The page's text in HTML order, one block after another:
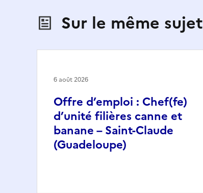
Sur le même sujet
Offre d’emploi : Chef(fe)
d’unité filières canne et
banane – Saint-Claude
(Guadeloupe)
6 août 2026